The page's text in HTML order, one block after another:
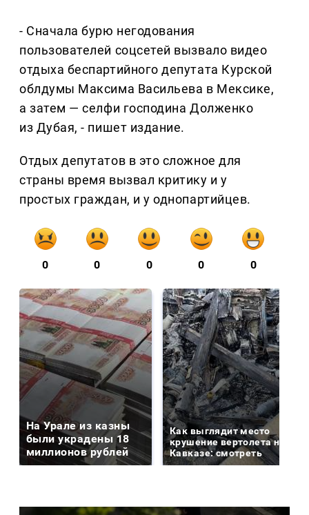
- Сначала бурю негодования
пользователей соцсетей вызвало видео
отдыха беспартийного депутата Курской
облдумы Максима Васильева в Мексике,
а затем — селфи господина Долженко
из Дубая, - пишет издание.
Отдых депутатов в это сложное для
страны время вызвал критику и у
простых граждан, и у однопартийцев.
0 0 0 0 0
На Урале из казны
были украдены 18
миллионов рублей
Как выглядит место
крушение вертолета на
Кавказе: смотреть